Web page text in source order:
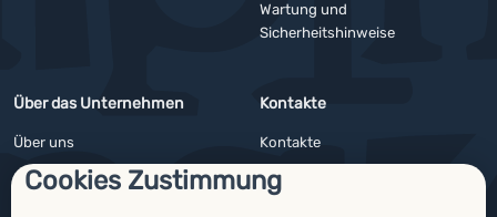
Cookies Zustimmung
Wartung und
Sicherheitshinweise
Über das Unternehmen
Über uns
Impressum
Kontakte
Kontakte
Angebote für Firmen und Vereine